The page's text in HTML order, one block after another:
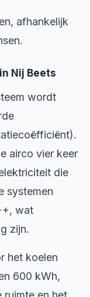
afhankelijk
Nij Beets
wordt
airco vier keer
die
systemen
wat
zijn.
het koelen
600 kWh,